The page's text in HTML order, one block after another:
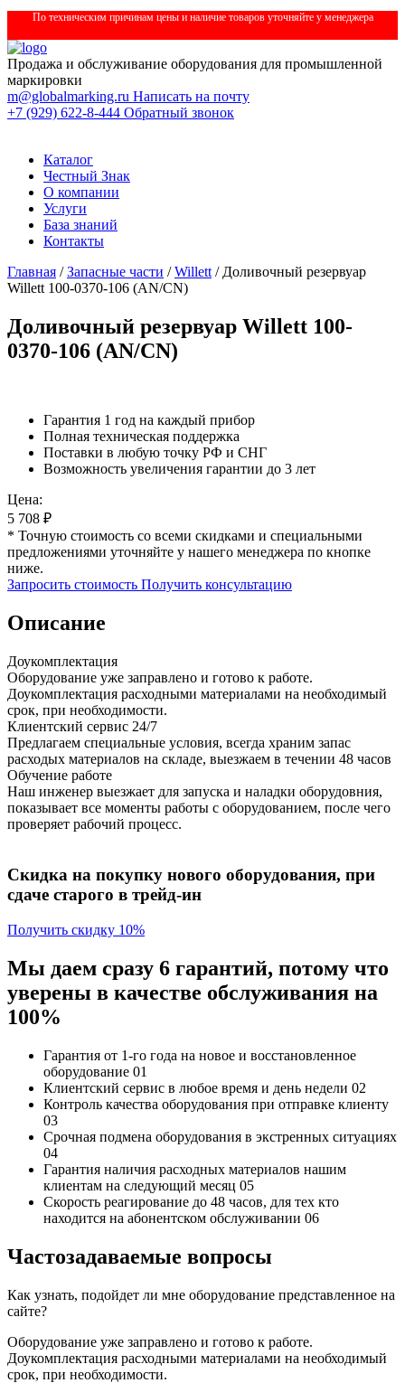
По техническим причинам цены и наличие товаров уточняйте у менеджера
Продажа и обслуживание оборудования для промышленной
маркировки
m@globalmarking.ru Написать на почту
+7 (929) 622-8-444 Обратный звонок
Каталог
Честный Знак
О компании
Услуги
База знаний
Контакты
Главная /Запасные части /Willett / Доливочный резервуар
Willett 100-0370-106 (AN/CN)
Доливочный резервуар Willett 100-
0370-106 (AN/CN)
Гарантия 1 год на каждый прибор
Полная техническая поддержка
Поставки в любую точку РФ и СНГ
Возможность увеличения гарантии до 3 лет
Цена:
5 708 ₽
* Точную стоимость со всеми скидками и специальными
предложениями уточняйте у нашего менеджера по кнопке
ниже.
Запросить стоимость Получить консультацию
Описание
Доукомплектация
Оборудование уже заправлено и готово к работе.
Доукомплектация расходными материалами на необходимый
срок, при необходимости.
Клиентский сервис 24/7
Предлагаем специальные условия, всегда храним запас
расходых материалов на складе, выезжаем в течении 48 часов
Обучение работе
Наш инженер выезжает для запуска и наладки оборудовния,
показывает все моменты работы с оборудованием, после чего
проверяет рабочий процесс.
Скидка на покупку нового оборудования, при
сдаче старого в трейд-ин
Получить скидку 10%
Мы даем сразу 6 гарантий, потому что
уверены в качестве обслуживания на
100%
Гарантия от 1-го года на новое и восстановленное
оборудование 01
Клиентский сервис в любое время и день недели 02
Контроль качества оборудования при отправке клиенту
03
Срочная подмена оборудования в экстренных ситуациях
04
Гарантия наличия расходных материалов нашим
клиентам на следующий месяц 05
Скорость реагирование до 48 часов, для тех кто
находится на абонентском обслуживании 06
Частозадаваемые вопросы
Как узнать, подойдет ли мне оборудование представленное на
сайте?
Оборудование уже заправлено и готово к работе.
Доукомплектация расходными материалами на необходимый
срок, при необходимости.